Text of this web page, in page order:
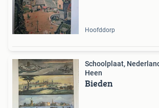
Hoofddorp
Schoolplaat,
Heen
Bieden